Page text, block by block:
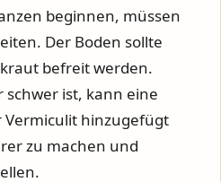
beginnen, müssen
Der Boden sollte
befreit werden.
schwer ist, kann eine
Vermiculit hinzugefügt
zu machen und